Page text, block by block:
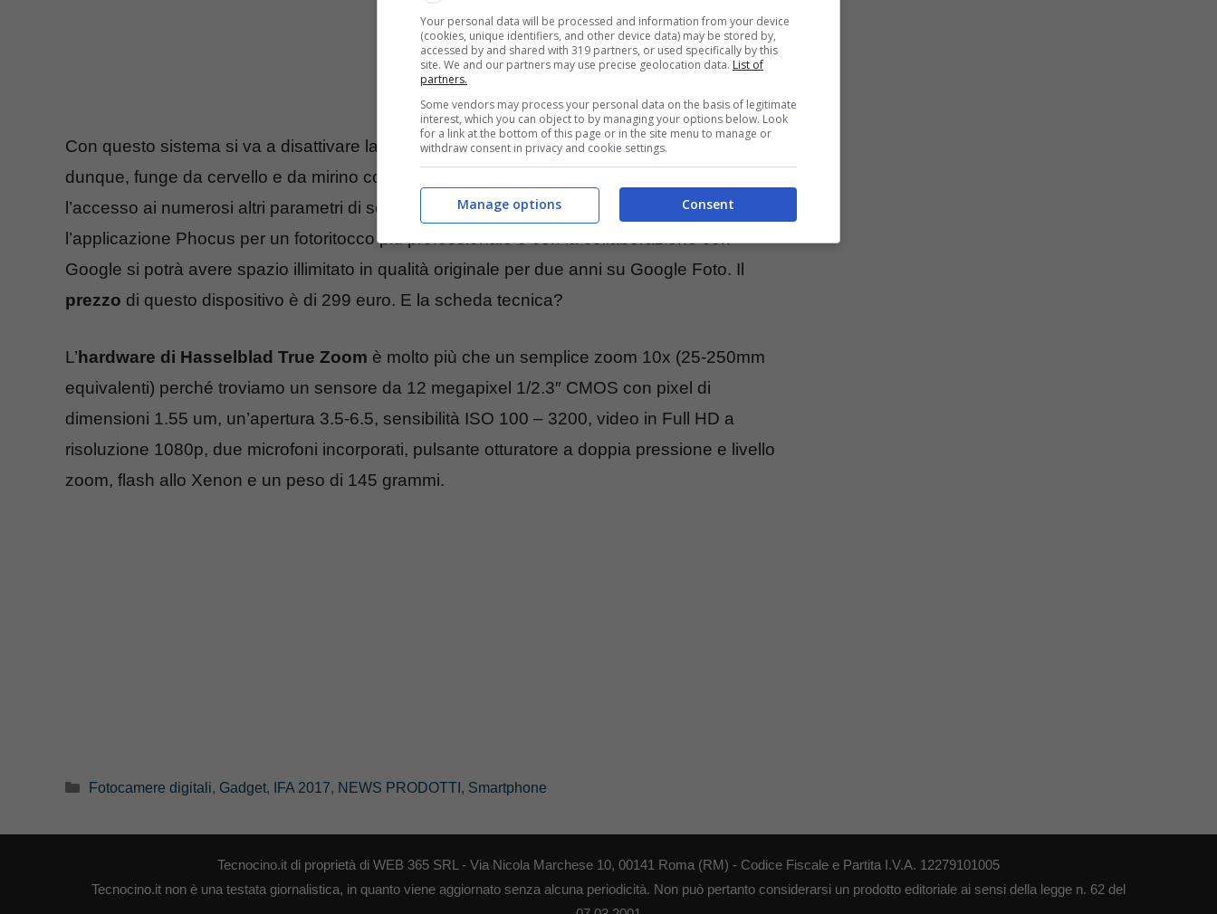
Con questo sistema si va a disattivare la fotocamera posteriore del dispositivo ospitante che,
dunque, funge da cervello e da mirino con lo schermo che inquadra la scena e consente
l’accesso ai numerosi altri parametri di scatto. Hasselblad ha anche messo a disposizione
l’applicazione Phocus per un fotoritocco più professionale e con la collaborazione con
Google si potrà avere spazio illimitato in qualità originale per due anni su Google Foto. Il
prezzo di questo dispositivo è di 299 euro. E la scheda tecnica?
L’hardware di Hasselblad True Zoom è molto più che un semplice zoom 10x (25-250mm
equivalenti) perché troviamo un sensore da 12 megapixel 1/2.3″ CMOS con pixel di
dimensioni 1.55 um, un’apertura 3.5-6.5, sensibilità ISO 100 – 3200, video in Full HD a
risoluzione 1080p, due microfoni incorporati, pulsante otturatore a doppia pressione e livello
zoom, flash allo Xenon e un peso di 145 grammi.
Categorie
Fotocamere digitali, Gadget, IFA 2017, NEWS PRODOTTI , Smartphone
Tecnocino.it di proprietà di WEB 365 SRL - Via Nicola Marchese 10, 00141 Roma (RM) - Codice Fiscale e Partita I.V.A. 12279101005
Tecnocino.it non è una testata giornalistica, in quanto viene aggiornato senza alcuna periodicità. Non può pertanto considerarsi un prodotto editoriale ai sensi della legge n. 62 del
Your personal data will be processed and information from your device
(cookies, unique identifiers, and other device data) may be stored by,
accessed by and shared with 319 partners, or used specifically by this
site. We and our partners may use precise geolocation data. List of
partners.
Some vendors may process your personal data on the basis of legitimate
interest, which you can object to by managing your options below. Look
for a link at the bottom of this page or in the site menu to manage or
withdraw consent in privacy and cookie settings.
Consent
Manage options